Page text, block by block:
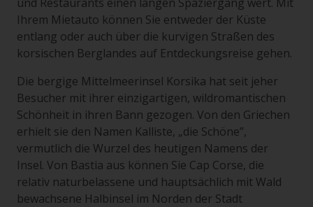
Ihrem Mietauto können Sie entweder der Küste
entlang oder auch über die kurvigen Straßen des
korsischen Berglandes auf Entdeckungsreise gehen.
Die bergige Mittelmeerinsel Korsika hat seit jeher
Besucher mit ihrer einzigartigen, wildromantischen
Schönheit in ihren Bann gezogen. Von den Griechen
erhielt sie den Namen Kalliste, „die Schöne”,
vermutlich die Wurzel des heutigen Namens der
Insel. Von Bastia aus können Sie Cap Corse, die
relativ naturbelassene und hauptsächlich mit Wald
bewachsene Halbinsel im Norden der Stadt